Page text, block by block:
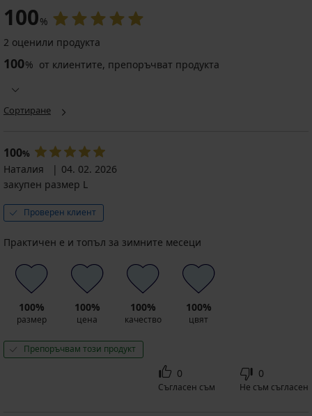
100%
2 оценили продукта
100% от клиентите, препоръчват продукта
Сортиране
100%
Наталия
04. 02. 2026
закупен размер L
Проверен клиент
Практичен е и топъл за зимните месеци
100%
размер
100%
цена
100%
качество
100%
цвят
Препоръчвам този продукт
0
Съгласен съм
0
Не съм съгласен